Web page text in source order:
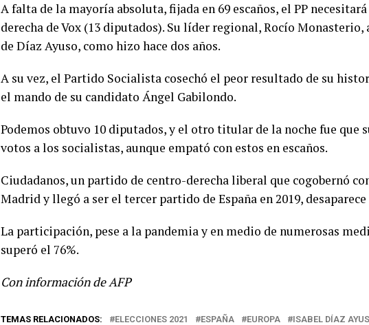
A falta de la mayoría absoluta, fijada en 69 escaños, el PP
derecha de Vox (13 diputados). Su líder regional, Rocío
de Díaz Ayuso, como hizo hace dos años.
A su vez, el Partido Socialista cosechó el peor resultado de su
el mando de su candidato Ángel Gabilondo.
Podemos obtuvo 10 diputados, y el otro titular de la noche fue que
votos a los socialistas, aunque empató con estos en escaños.
Ciudadanos, un partido de centro-derecha liberal que cogobernó
Madrid y llegó a ser el tercer partido de España en 2019,
La participación, pese a la pandemia y en medio de numerosas
superó el 76%.
Con información de AFP
TEMAS RELACIONADOS: ELECCIONES 2021 ESPAÑA EUROPA ISABEL DÍAZ